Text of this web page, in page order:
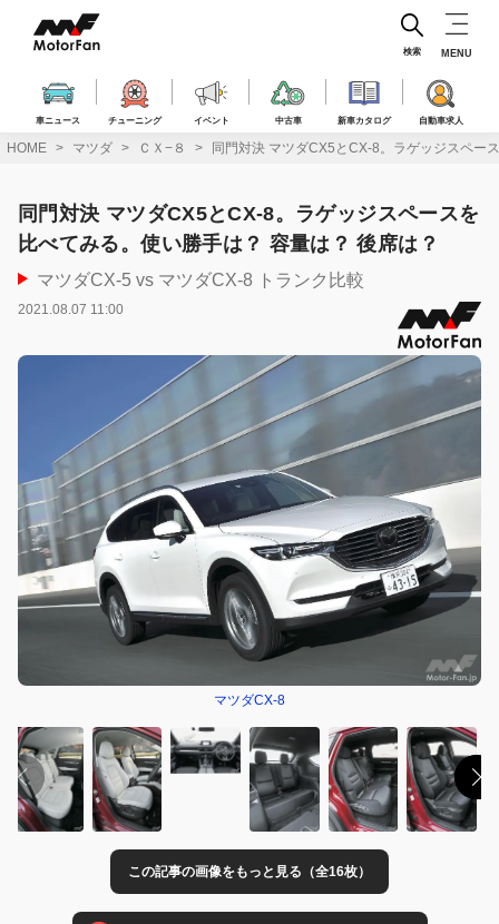
ス
車ニュース チューニング イベント 中古車 新車カタログ 自動車求人
検索 MENU
HOME マツダ ＣＸ−８ 同門対決 マツダCX5とCX-8。ラゲッジスペー
同門対決 マツダCX5とCX-8。ラゲッジスペースを
比べてみる。使い勝手は？ 容量は？ 後席は？
マツダCX-5 vs マツダCX-8 トランク比較
2021.08.07 11:00
マツダCX-8
この記事の画像をもっと見る（全16枚）